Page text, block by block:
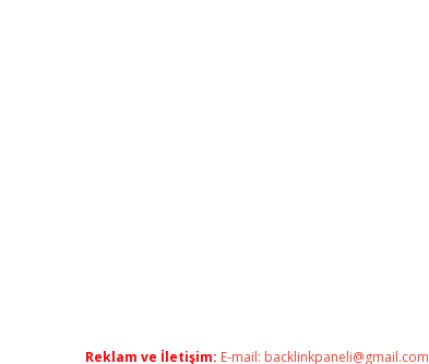
Reklam ve İletişim: E-mail: backlinkpaneli@gmail.com